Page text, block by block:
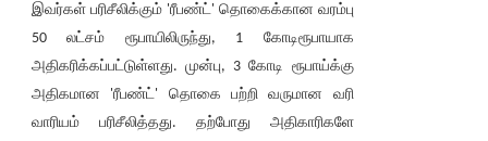
இவர்கள் பரிசீலிக்கும் 'ரீபண்ட்' தொகைக்கான வரம்பு
50 லட்சம் ரூபாயிலிருந்து, 1 கோடிரூபாயாக
அதிகரிக்கப்பட்டுள்ளது. முன்பு, 3 கோடி ரூபாய்க்கு
அதிகமான 'ரீபண்ட்' தொகை பற்றி வருமான வரி
வாரியம் பரிசீலித்தது. தற்போது அதிகாரிகளே